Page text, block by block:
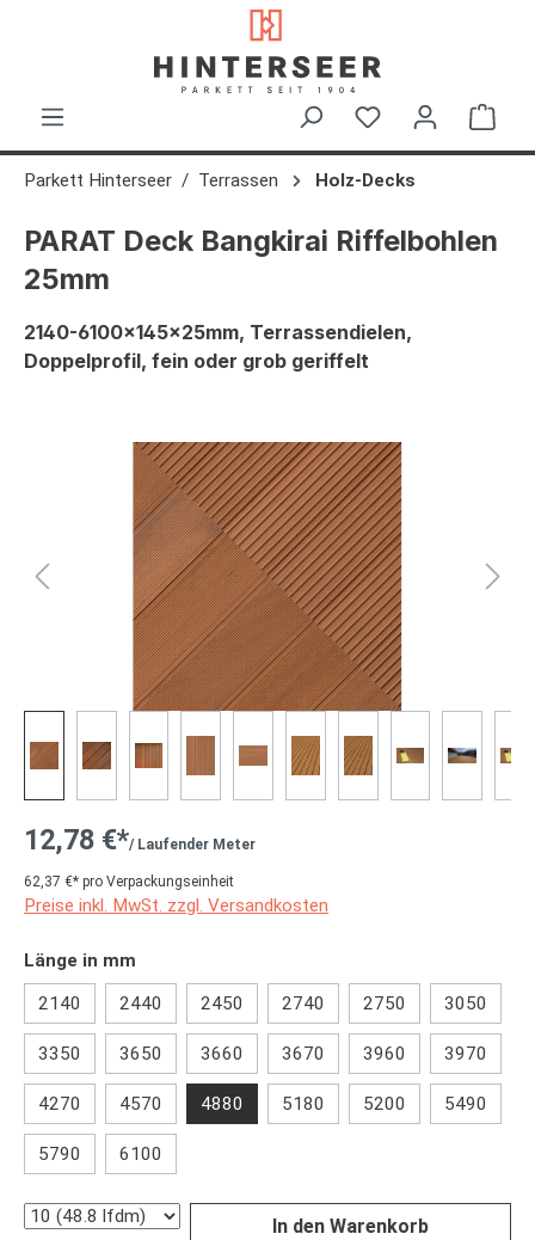
Parkett Hinterseer Terrassen Holz-Decks
PARAT Deck Bangkirai Riffelbohlen
25mm
2140-6100x145x25mm, Terrassendielen,
Doppelprofil, fein oder grob geriffelt
Bildergalerie überspringen
12,78 €*/ Laufender Meter
62,37 €* pro Verpackungseinheit
Preise inkl. MwSt. zzgl. Versandkosten
Länge in mm
2140 2440 2450 2740 2750 3050
3350 3650 3660 3670 3960 3970
4270 4570 4880 5180 5200 5490
5790 6100
Anzahl In den Warenkorb